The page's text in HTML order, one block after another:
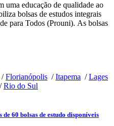
uma educação de qualidade ao
bolsas de estudos integrais
para Todos (Prouni). As bolsas
/Florianópolis /Itapema /Lages
/Rio do Sul
60 bolsas de estudo disponíveis